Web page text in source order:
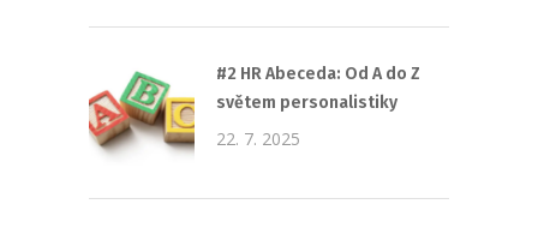
#2 HR Abeceda: Od A do Z
světem personalistiky
22. 7. 2025